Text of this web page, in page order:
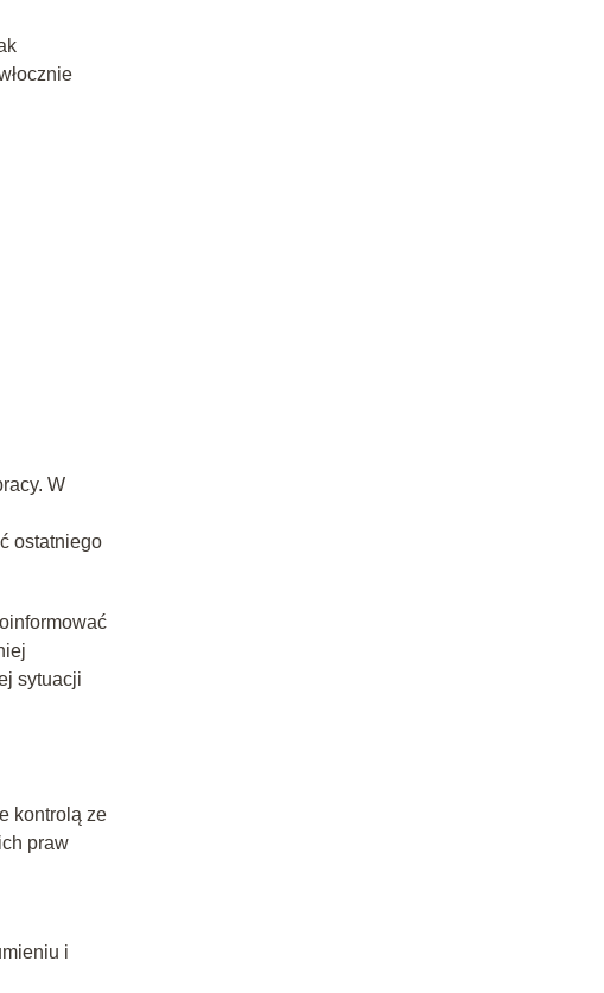
W
ostatniego
sytuacji
kontrolą ze
praw
i